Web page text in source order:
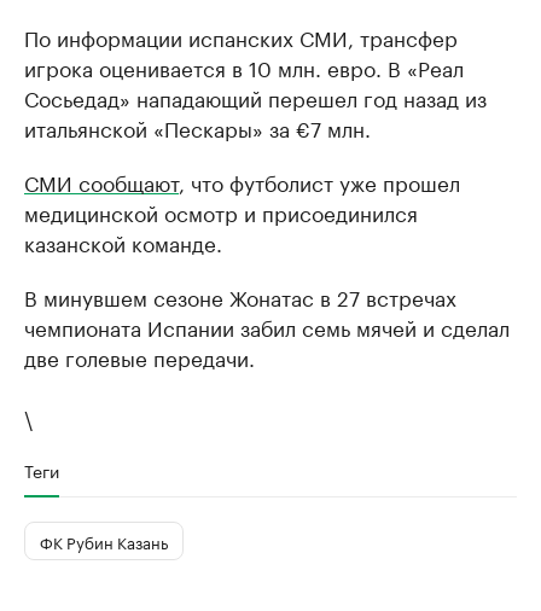
По информации испанских СМИ, трансфер
игрока оценивается в 10 млн. евро. В «Реал
Сосьедад» нападающий перешел год назад из
итальянской «Пескары» за €7 млн.
СМИ сообщают, что футболист уже прошел
медицинской осмотр и присоединился
казанской команде.
В минувшем сезоне Жонатас в 27 встречах
чемпионата Испании забил семь мячей и сделал
две голевые передачи.
\
Теги
ФК Рубин Казань